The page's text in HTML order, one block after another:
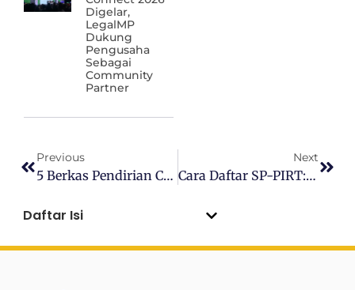
Digelar,
LegalMP
Dukung
Pengusaha
Sebagai
Community
Partner
Previous
5 Berkas Pendirian CV Yang Harus Dipersiapkan Agar Cepat Terbit
Next
Cara Daftar SP-PIRT: Syarat Dan Prosedur Lengkap
Daftar Isi